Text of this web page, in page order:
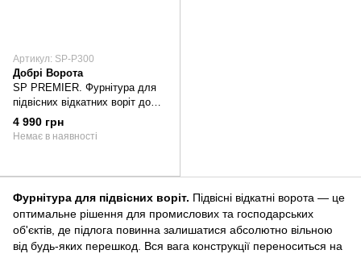
Артикул: SP-P300
Добрі Ворота
SP PREMIER. Фурнітура для
підвісних відкатних воріт до
300 кг.
4 990 грн
Немає в наявності
Фурнітура для підвісних воріт. Підвісні відкатні ворота — це
оптимальне рішення для промислових та господарських
об'єктів, де підлога повинна залишатися абсолютно вільною
від будь-яких перешкод. Вся вага конструкції переноситься на